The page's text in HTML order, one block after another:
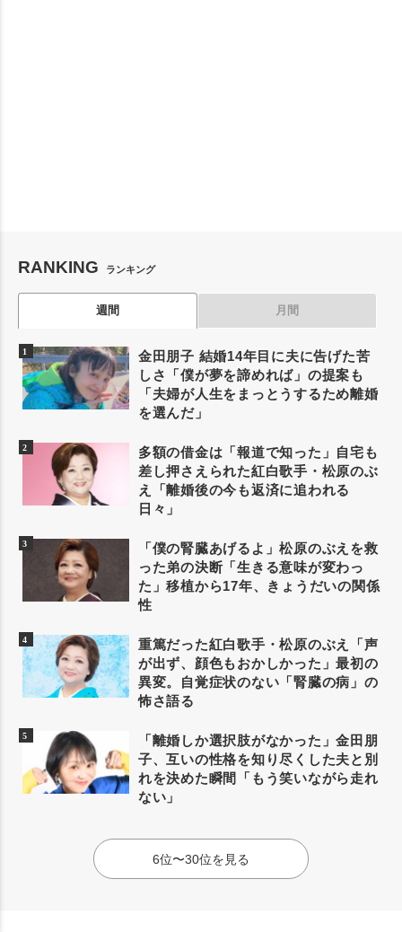
RANKING ランキング
週間 月間
金田朋子 結婚14年目に夫に告げた苦
しさ「僕が夢を諦めれば」の提案も
「夫婦が人生をまっとうするため離婚
を選んだ」
多額の借金は「報道で知った」自宅も
差し押さえられた紅白歌手・松原のぶ
え「離婚後の今も返済に追われる
日々」
「僕の腎臓あげるよ」松原のぶえを救
った弟の決断「生きる意味が変わっ
た」移植から17年、きょうだいの関係
性
重篤だった紅白歌手・松原のぶえ「声
が出ず、顔色もおかしかった」最初の
異変。自覚症状のない「腎臓の病」の
怖さ語る
「離婚しか選択肢がなかった」金田朋
子、互いの性格を知り尽くした夫と別
れを決めた瞬間「もう笑いながら走れ
ない」
6位〜30位を見る